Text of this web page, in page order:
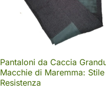
 Anteprima
Pantaloni da Caccia
Macchie di Maremma:
Resistenza